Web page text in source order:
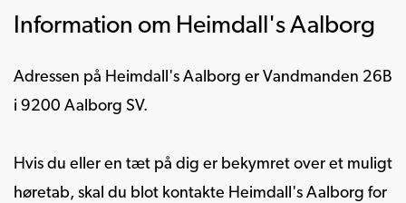
Information om Heimdall's Aalborg
Adressen på Heimdall's Aalborg er Vandmanden 26B
i 9200 Aalborg SV.
Hvis du eller en tæt på dig er bekymret over et muligt
høretab, skal du blot kontakte Heimdall's Aalborg for